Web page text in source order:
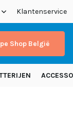
euro (NL)
Klantenservice
Shop België